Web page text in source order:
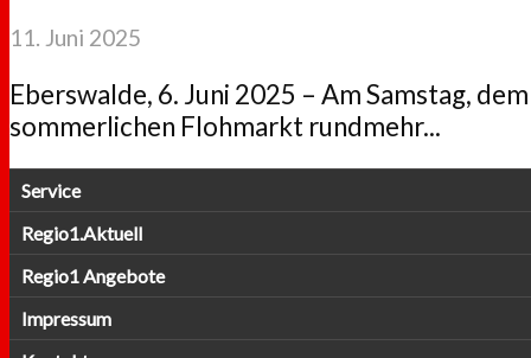
11. Juni 2025
Eberswalde, 6. Juni 2025 – Am Samstag,
sommerlichen Flohmarkt rundmehr...
Service
Regio1.Aktuell
Regio1 Angebote
Impressum